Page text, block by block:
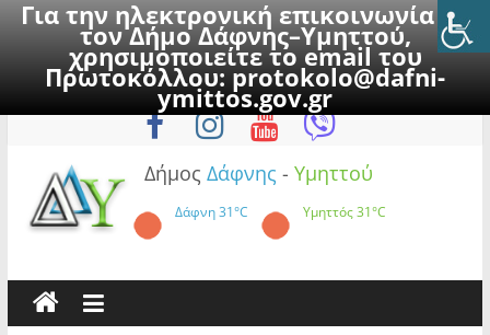
Για την ηλεκτρονική επικοινωνία με
τον Δήμο Δάφνης–Υμηττού,
χρησιμοποιείτε το email του
Πρωτοκόλλου:protokolo@dafni-
ymittos.gov.gr
to
Κυριακή, 9 Αυγούστου 2026
Δήμος Δάφνης - Υμηττού
Δάφνη31°C Υμηττός31°C